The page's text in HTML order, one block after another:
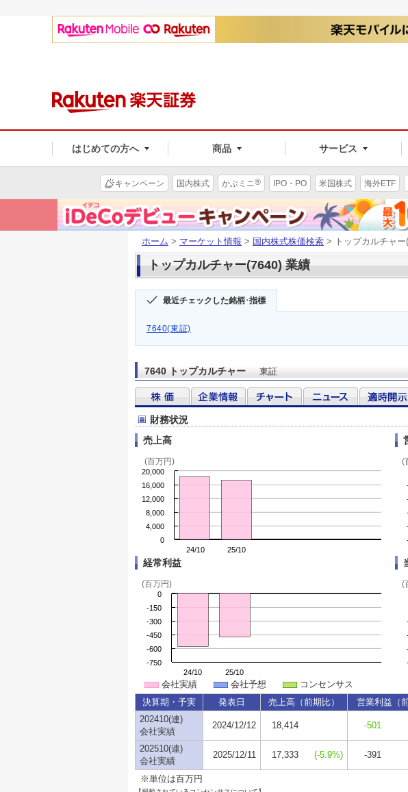
はじめての方へ 商品 サービス
キャンペーン 国内株式 かぶミニ® IPO・PO 米国株式 海外ETF
ホーム > マーケット情報 > 国内株式株価検索 > トップカルチャー
トップカルチャー(7640) 業績
最近チェックした銘柄･指標
7640(東証)
7640 トップカルチャー 東証